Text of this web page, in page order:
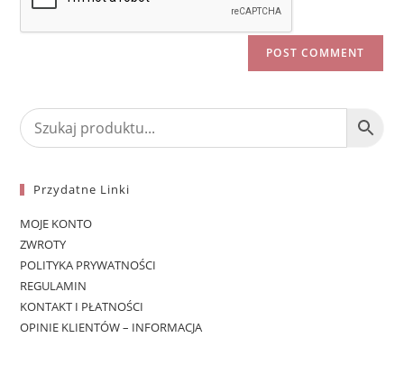
Przydatne Linki
MOJE KONTO
ZWROTY
POLITYKA PRYWATNOŚCI
REGULAMIN
KONTAKT I PŁATNOŚCI
OPINIE KLIENTÓW – INFORMACJA